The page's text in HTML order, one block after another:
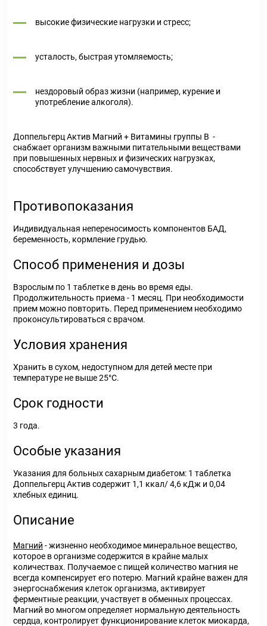
высокие физические нагрузки и стресс;
усталость, быстрая утомляемость;
нездоровый образ жизни (например, курение и
употребление алкоголя).
Доппельгерц Актив Магний + Витамины группы В -
снабжает организм важными питательными веществами
при повышенных нервных и физических нагрузках,
способствует улучшению самочувствия.
Противопоказания
Индивидуальная непереносимость компонентов БАД,
беременность, кормление грудью.
Способ применения и дозы
Взрослым по 1 таблетке в день во время еды.
Продолжительность приема - 1 месяц. При необходимости
прием можно повторить. Перед применением необходимо
проконсультироваться с врачом.
Условия хранения
Хранить в сухом, недоступном для детей месте при
температуре не выше 25°С.
Срок годности
3 года.
Особые указания
Указания для больных сахарным диабетом: 1 таблетка
Доппельгерц Актив содержит 1,1 ккал/ 4,6 кДж и 0,04
хлебных единиц.
Описание
Магний - жизненно необходимое минеральное вещество,
которое в организме содержится в крайне малых
количествах. Получаемое с пищей количество магния не
всегда компенсирует его потерю. Магний крайне важен для
энергоснабжения клеток организма, активирует
ферментные реакции, участвует в обменных процессах.
Магний во многом определяет нормальную деятельность
сердца, контролирует функционирование клеток миокарда,